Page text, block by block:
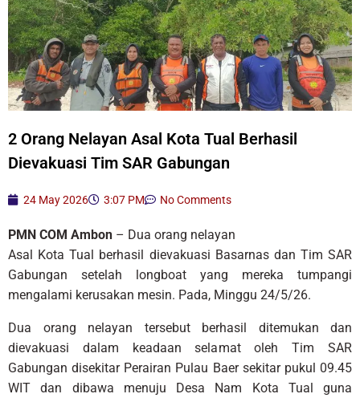
2 Orang Nelayan Asal Kota Tual Berhasil
Dievakuasi Tim SAR Gabungan
24 May 2026 3:07 PM No Comments
PMN COM Ambon – Dua orang nelayan
Asal Kota Tual berhasil dievakuasi Basarnas dan Tim SAR
Gabungan setelah longboat yang mereka tumpangi
mengalami kerusakan mesin. Pada, Minggu 24/5/26.
Dua orang nelayan tersebut berhasil ditemukan dan
dievakuasi dalam keadaan selamat oleh Tim SAR
Gabungan disekitar Perairan Pulau Baer sekitar pukul 09.45
WIT dan dibawa menuju Desa Nam Kota Tual guna